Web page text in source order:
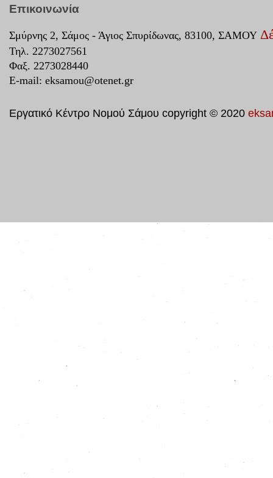
Επικοινωνία
Σμύρνης 2, Σάμος - Άγιος Σπυρίδωνας, 83100, ΣΑΜΟΥ
Τηλ. 2273027561
Φαξ. 2273028440
E-mail: eksamou@otenet.gr
Εργατικό Κέντρο Νομού Σάμου copyright © 2020